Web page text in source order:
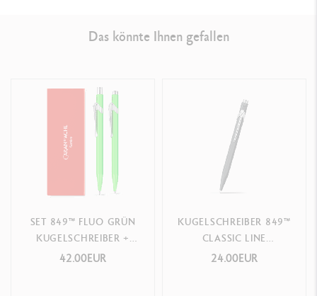
Das könnte Ihnen gefallen
SET 849™ FLUO GRÜN
KUGELSCHREIBER +
MINENHALTER
42.00EUR
KUGELSCHREIBER 849™
CLASSIC LINE
ANTHRAZITGRAU
24.00EUR